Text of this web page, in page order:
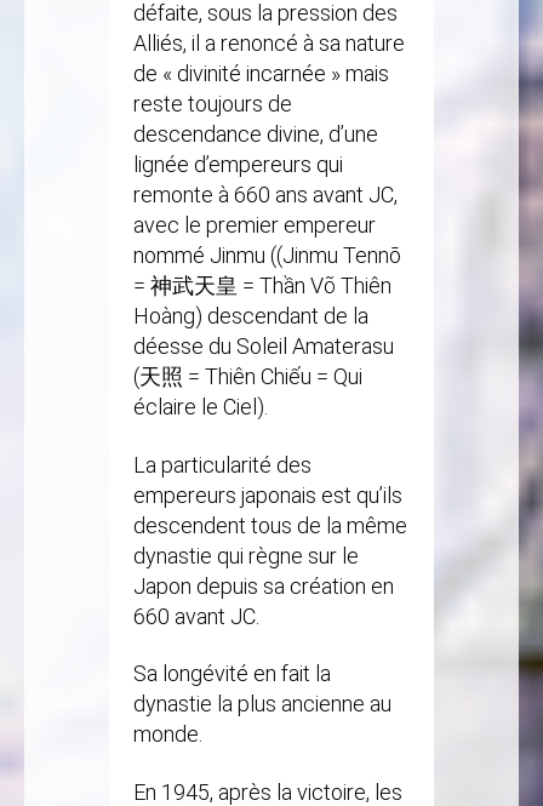
défaite, sous la pression des
Alliés, il a renoncé à sa nature
de « divinité incarnée » mais
reste toujours de
descendance divine, d’une
lignée d’empereurs qui
remonte à 660 ans avant JC,
avec le premier empereur
nommé Jinmu ((Jinmu Tennō
= 神武天皇 = Thần Võ Thiên
Hoàng) descendant de la
déesse du Soleil Amaterasu
(天照 = Thiên Chiếu = Qui
éclaire le Ciel).
La particularité des
empereurs japonais est qu’ils
descendent tous de la même
dynastie qui règne sur le
Japon depuis sa création en
660 avant JC.
Sa longévité en fait la
dynastie la plus ancienne au
monde.
En 1945, après la victoire, les